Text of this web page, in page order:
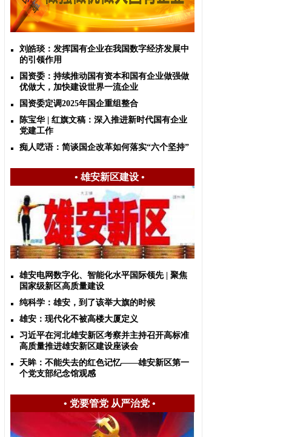
刘皓琰：发挥国有企业在我国数字经济发展中
的引领作用
国资委：持续推动国有资本和国有企业做强做
优做大，加快建设世界一流企业
国资委定调2025年国企重组整合
陈宝华 | 红旗文稿：深入推进新时代国有企业
党建工作
痴人呓语：简谈国企改革如何落实“六个坚持”
• 雄安新区建设•
雄安电网数字化、智能化水平国际领先 | 聚焦
国家级新区高质量建设
纯科学：雄安，到了该举大旗的时候
雄安：现代化不被高楼大厦定义
习近平在河北雄安新区考察并主持召开高标准
高质量推进雄安新区建设座谈会
天眸：不能失去的红色记忆——雄安新区第一
个党支部纪念馆观感
• 党要管党 从严治党•